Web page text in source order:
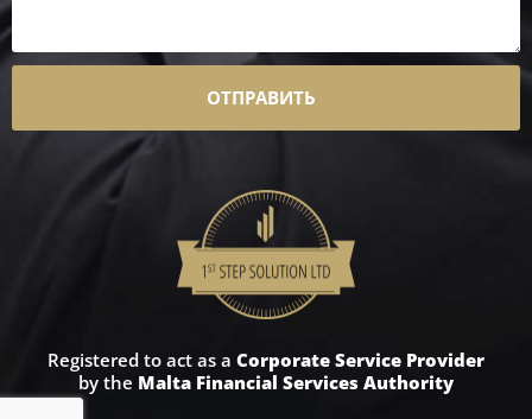
ОТПРАВИТЬ
Registered to act as a Corporate Service Provider
by the Malta Financial Services Authority